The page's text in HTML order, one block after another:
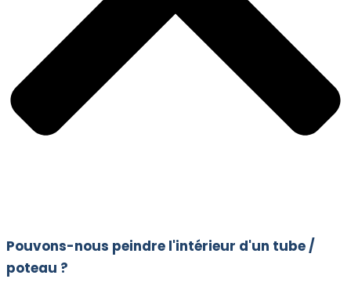
Pouvons-nous peindre l'intérieur d'un tube /
poteau ?